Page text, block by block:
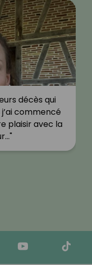
décès qui
commencé
plaisir avec la